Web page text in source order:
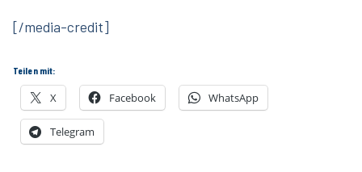
[/media-credit]
Teilen mit:
X Facebook WhatsApp
Telegram